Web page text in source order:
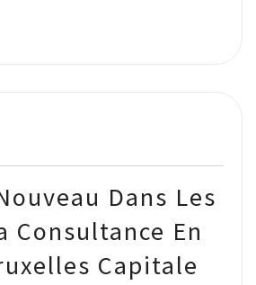
Dans Les
Consultance En
Capitale